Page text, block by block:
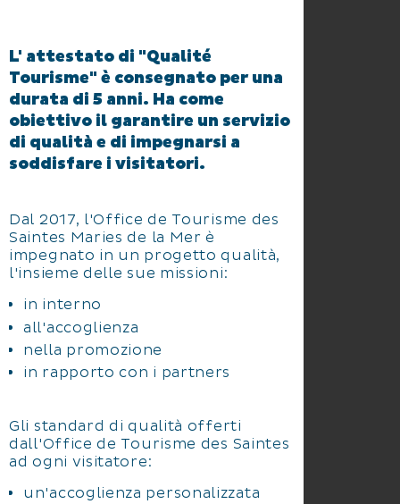
L' attestato di "Qualité
Tourisme" è consegnato per una
durata di 5 anni. Ha come
obiettivo il garantire un servizio
di qualità e di impegnarsi a
soddisfare i visitatori.
Dal 2017, l'Office de Tourisme des
Saintes Maries de la Mer è
impegnato in un progetto qualità,
l'insieme delle sue missioni:
in interno
all'accoglienza
nella promozione
in rapporto con i partners
Gli standard di qualità offerti
dall'Office de Tourisme des Saintes
ad ogni visitatore:
un'accoglienza personalizzata